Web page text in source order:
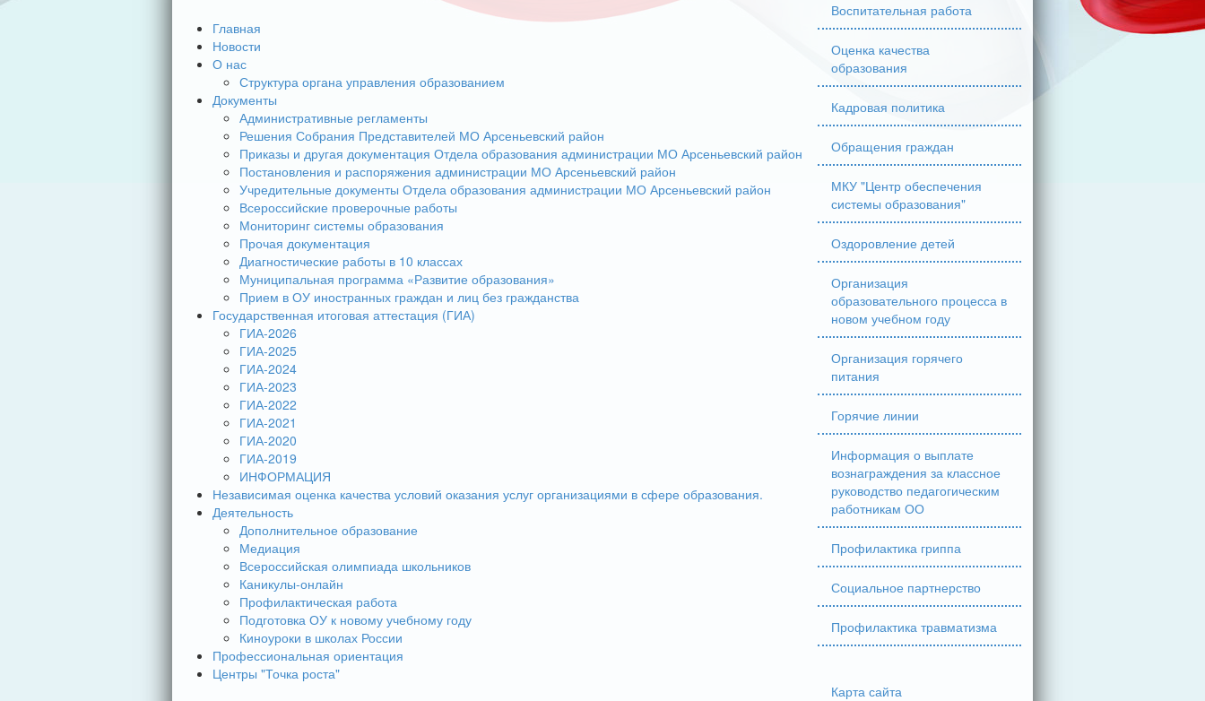
Главная
Новости
О нас
Структура органа управления образованием
Документы
Административные регламенты
Решения Собрания Представителей МО Арсеньевский район
Приказы и другая документация Отдела образования администрации МО Арсеньевский район
Постановления и распоряжения администрации МО Арсеньевский район
Учредительные документы Отдела образования администрации МО Арсеньевский район
Всероссийские проверочные работы
Мониторинг системы образования
Прочая документация
Диагностические работы в 10 классах
Муниципальная программа «Развитие образования»
Прием в ОУ иностранных граждан и лиц без гражданства
Государственная итоговая аттестация (ГИА)
ГИА-2026
ГИА-2025
ГИА-2024
ГИА-2023
ГИА-2022
ГИА-2021
ГИА-2020
ГИА-2019
ИНФОРМАЦИЯ
Независимая оценка качества условий оказания услуг организациями в сфере образования.
Деятельность
Дополнительное образование
Медиация
Всероссийская олимпиада школьников
Каникулы-онлайн
Профилактическая работа
Подготовка ОУ к новому учебному году
Киноуроки в школах России
Профессиональная ориентация
Центры "Точка роста"
Воспитательная работа
Оценка качества
образования
Кадровая политика
Обращения граждан
МКУ "Центр обеспечения
системы образования"
Оздоровление детей
Организация
образовательного процесса в
новом учебном году
Организация горячего
питания
Горячие линии
Информация о выплате
вознаграждения за классное
руководство педагогическим
работникам ОО
Профилактика гриппа
Социальное партнерство
Профилактика травматизма
Карта сайта